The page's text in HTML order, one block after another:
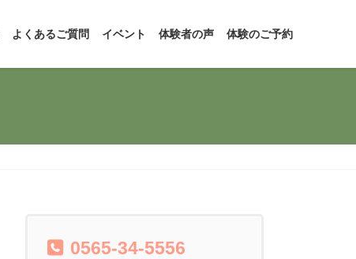
よくあるご質問 イベント 体験者の声 体験のご予約
0565-34-5556